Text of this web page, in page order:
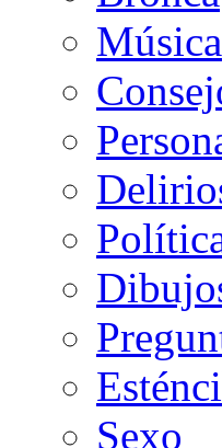
Música
Sexo